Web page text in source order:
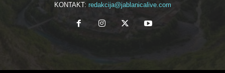
KONTAKT: redakcija@jablanicalive.com